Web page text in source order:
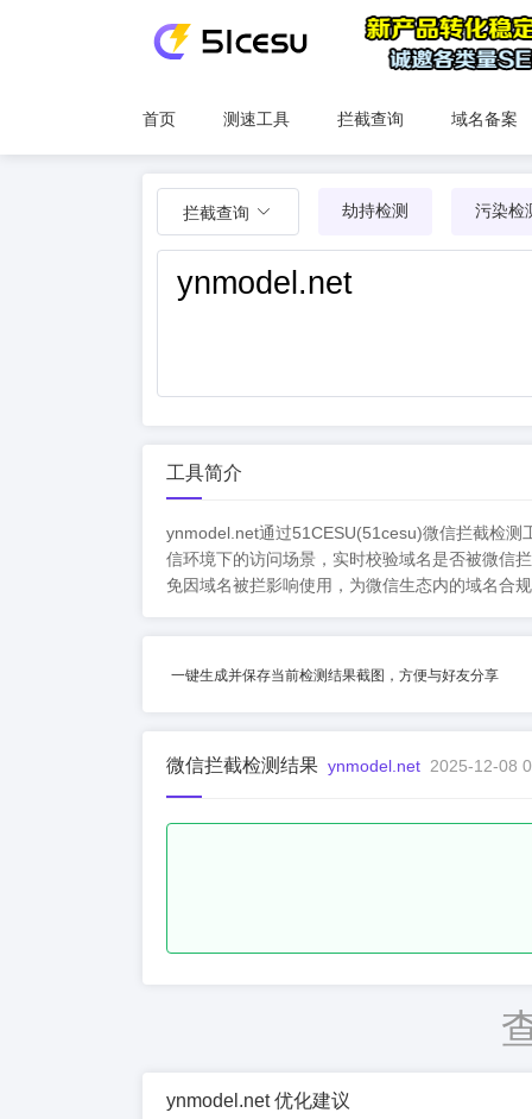
首页 测速工具 拦截查询 域名备案
拦截查询 劫持检测 污染检
工具简介
ynmodel.net通过51CESU(51cesu)微信拦截检测
信环境下的访问场景，实时校验域名是否被微信
免因域名被拦影响使用，为微信生态内的域名合
一键生成并保存当前检测结果截图，方便与好友分享
微信拦截检测结果 ynmodel.net 2025-12-08
ynmodel.net 优化建议